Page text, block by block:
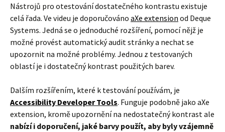
Nástrojů pro otestování dostatečného kontrastu existuje
celá řada. Ve videu je doporučováno aXe extension od Deque
Systems. Jedná se o jednoduché rozšíření, pomocí nějž je
možné provést automatický audit stránky a nechat se
upozornit na možné problémy. Jednou z testovaných
oblastí je i dostatečný kontrast použitých barev.
Dalším rozšířením, které k testování používám, je
Accessibility Developer Tools. Funguje podobně jako aXe
extension, kromě upozornění na nedostatečný kontrast ale
nabízí i doporučení, jaké barvy použít, aby byly vzájemně